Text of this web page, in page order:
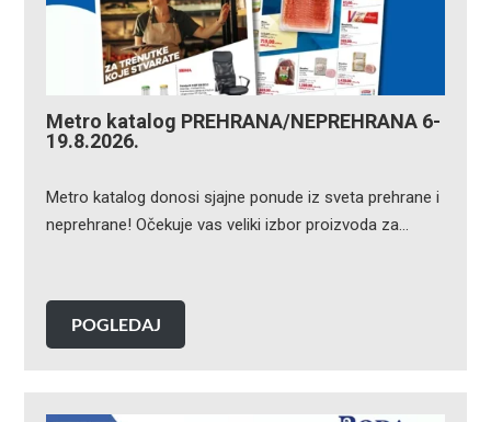
Metro katalog PREHRANA/NEPREHRANA 6-
19.8.2026.
Metro katalog donosi sjajne ponude iz sveta prehrane i
neprehrane! Očekuje vas veliki izbor proizvoda za…
POGLEDAJ